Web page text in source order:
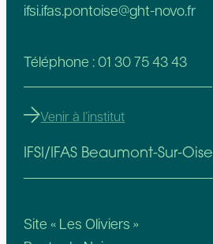
ifsi.ifas.pontoise@ght-novo.fr
Téléphone : 01 30 75 43 43
Venir à l’institut
IFSI/IFAS Beaumont-Sur-Oise
Site « Les Oliviers »